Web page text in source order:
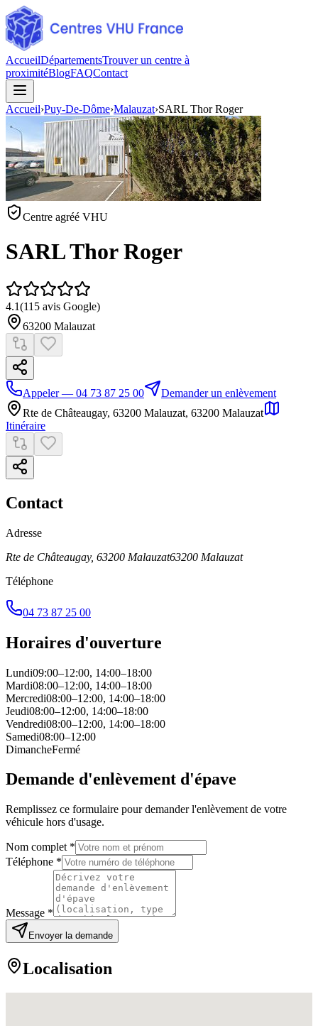
AccueilDépartementsTrouver un centre à
proximitéBlogFAQContact
Accueil›Puy-De-Dôme›Malauzat›SARL Thor Roger
Centre agréé VHU
SARL Thor Roger
4.1(115 avis Google)
63200 Malauzat
Appeler — 04 73 87 25 00
Demander un enlèvement
Rte de Châteaugay, 63200 Malauzat, 63200 Malauzat
Itinéraire
Contact
Adresse
Rte de Châteaugay, 63200 Malauzat63200 Malauzat
Téléphone
04 73 87 25 00
Horaires d'ouverture
Lundi09:00–12:00, 14:00–18:00
Mardi08:00–12:00, 14:00–18:00
Mercredi08:00–12:00, 14:00–18:00
Jeudi08:00–12:00, 14:00–18:00
Vendredi08:00–12:00, 14:00–18:00
Samedi08:00–12:00
DimancheFermé
Demande d'enlèvement d'épave
Remplissez ce formulaire pour demander l'enlèvement de votre
véhicule hors d'usage.
Nom complet *
Téléphone *
Message *
Envoyer la demande
Localisation